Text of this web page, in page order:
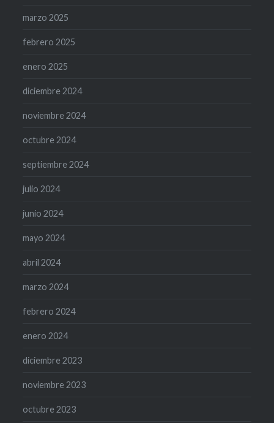
marzo 2025
febrero 2025
enero 2025
diciembre 2024
noviembre 2024
octubre 2024
septiembre 2024
julio 2024
junio 2024
mayo 2024
abril 2024
marzo 2024
febrero 2024
enero 2024
diciembre 2023
noviembre 2023
octubre 2023